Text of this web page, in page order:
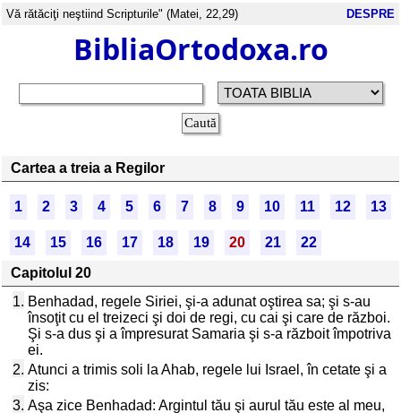
Vă rătăciţi neştiind Scripturile" (Matei, 22,29) DESPRE
BibliaOrtodoxa.ro
Cartea a treia a Regilor
1 2 3 4 5 6 7 8 9 10 11 12 13
14 15 16 17 18 19 20 21
22
Capitolul 20
1. Benhadad, regele Siriei, şi-a adunat oştirea sa; şi s-au
însoţit cu el treizeci şi doi de regi, cu cai şi care de război.
Şi s-a dus şi a împresurat Samaria şi s-a războit împotriva
ei.
2. Atunci a trimis soli la Ahab, regele lui Israel, în cetate şi a
zis:
3. Aşa zice Benhadad: Argintul tău şi aurul tău este al meu,